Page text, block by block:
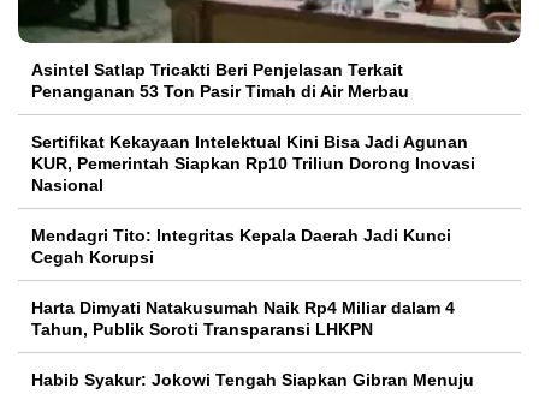
Asintel Satlap Tricakti Beri Penjelasan Terkait
Penanganan 53 Ton Pasir Timah di Air Merbau
Sertifikat Kekayaan Intelektual Kini Bisa Jadi Agunan
KUR, Pemerintah Siapkan Rp10 Triliun Dorong Inovasi
Nasional
Mendagri Tito: Integritas Kepala Daerah Jadi Kunci
Cegah Korupsi
Harta Dimyati Natakusumah Naik Rp4 Miliar dalam 4
Tahun, Publik Soroti Transparansi LHKPN
Habib Syakur: Jokowi Tengah Siapkan Gibran Menuju